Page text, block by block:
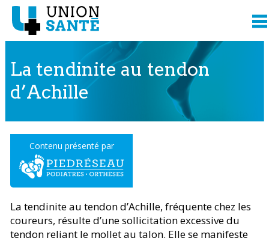
La tendinite au tendon
d’Achille
Contenu présenté par
La tendinite au tendon d’Achille, fréquente chez les
coureurs, résulte d’une sollicitation excessive du
tendon reliant le mollet au talon. Elle se manifeste